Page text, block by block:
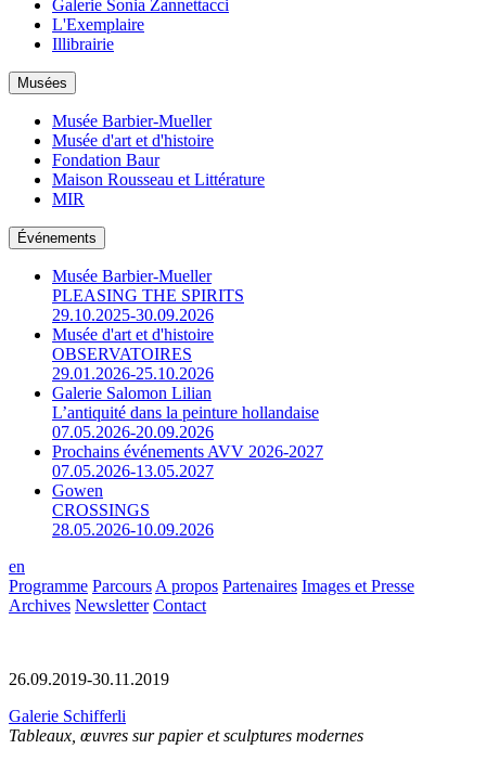
Galerie Sonia Zannettacci
L'Exemplaire
Illibrairie
Musées
Musée Barbier-Mueller
Musée d'art et d'histoire
Fondation Baur
Maison Rousseau et Littérature
MIR
Événements
Musée Barbier-Mueller
PLEASING THE SPIRITS
29.10.2025-30.09.2026
Musée d'art et d'histoire
OBSERVATOIRES
29.01.2026-25.10.2026
Galerie Salomon Lilian
L’antiquité dans la peinture hollandaise
07.05.2026-20.09.2026
Prochains événements AVV 2026-2027
07.05.2026-13.05.2027
Gowen
CROSSINGS
28.05.2026-10.09.2026
en
Programme Parcours A propos Partenaires Images et Presse
Archives Newsletter Contact
26.09.2019-30.11.2019
Galerie Schifferli
Tableaux, œuvres sur papier et sculptures modernes